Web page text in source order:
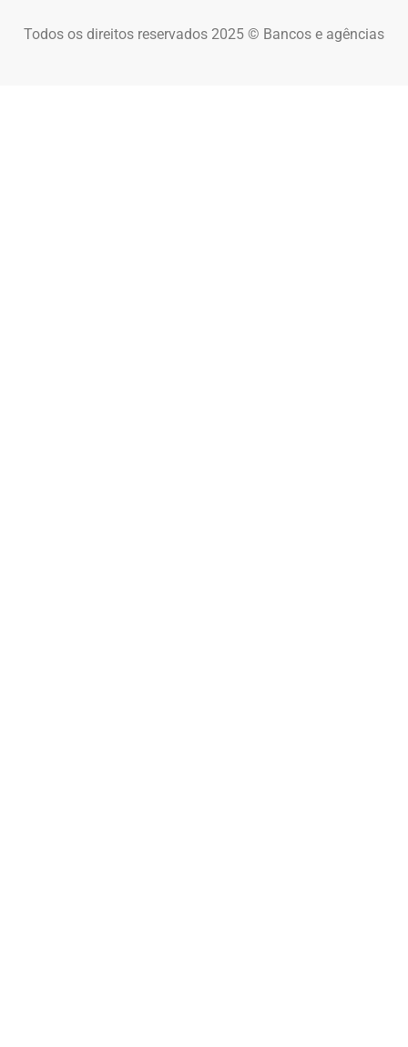
Todos os direitos reservados 2025 © Bancos e agências